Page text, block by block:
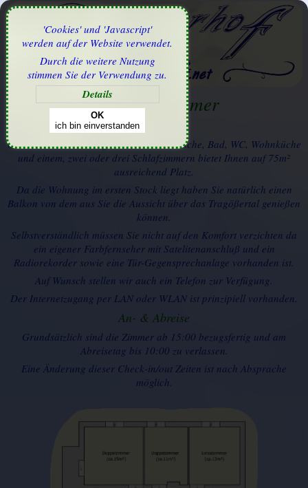
'Cookies' und 'Javascript'
werden auf der Website verwendet.
Durch die weitere Nutzung
stimmen Sie der Verwendung zu.
Details
OK
ich bin einverstanden
1.Stock - Zimmer
Ausstattung
Unsere Ferienwohnung mit Vorraum, Dusche, Bad, WC, Wohnküche
und einem, zwei oder drei Schlafzimmern bietet Ihnen auf 75m²
ausreichend Platz.
Da die Wohnung im ersten Stock liegt haben Sie natürlich einen
Balkon von dem aus Sie die Aussicht über das Tragößertal genießen
können.
Selbstverständlich müssen Sie nicht auf den Komfort verzichten da
ein eigener Farbfernseher mit Satelitenanschluß und ein
Radiorekorder sowie eine Tür-Gegensprechanlage vorhanden ist.
Auf Wunsch stellen wir auch ein Telefon zur Verfügung.
Der Internetzugang per LAN oder WLAN ist prinzipiell vorhanden.
An- & Abreise
Grundsätzlich sind die Zimmer ab 15:00 bezugsfertig und am
Abreisetag bis 10:00 zu verlassen.
Eine Änderung dieser Check-in/out Zeiten ist nach Absprache
möglich.